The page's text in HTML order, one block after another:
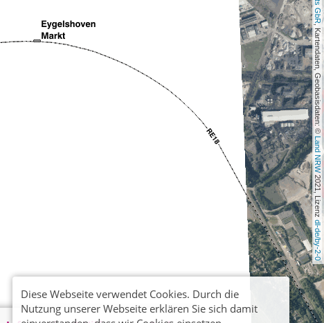
, Kartendaten, Geobasisdaten: ©
Land NRW
2021, Lizenz
dl-de/by-2-0
Diese Webseite verwendet Cookies. Durch die
Nutzung unserer Webseite erklären Sie sich damit